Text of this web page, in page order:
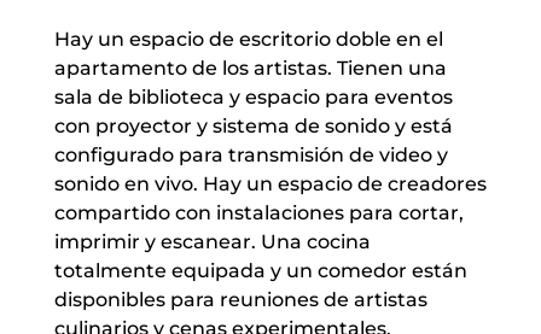
Hay un espacio de escritorio doble en el
apartamento de los artistas. Tienen una
sala de biblioteca y espacio para eventos
con proyector y sistema de sonido y está
configurado para transmisión de video y
sonido en vivo. Hay un espacio de creadores
compartido con instalaciones para cortar,
imprimir y escanear. Una cocina
totalmente equipada y un comedor están
disponibles para reuniones de artistas
culinarios y cenas experimentales.